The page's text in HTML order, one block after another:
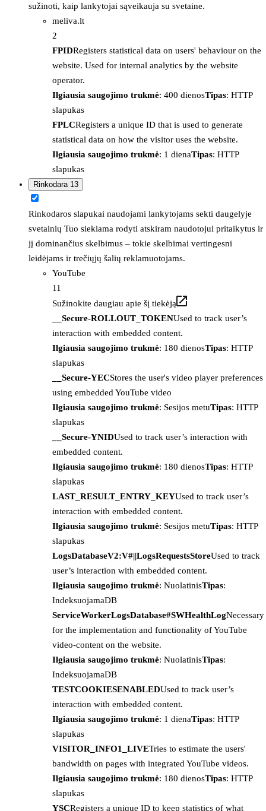
sužinoti, kaip lankytojai sąveikauja su svetaine.
meliva.lt
2
FPIDRegisters statistical data on users' behaviour on the
website. Used for internal analytics by the website
operator.
Ilgiausia saugojimo trukmė: 400 dienosTipas: HTTP
slapukas
FPLCRegisters a unique ID that is used to generate
statistical data on how the visitor uses the website.
Ilgiausia saugojimo trukmė: 1 dienaTipas: HTTP
slapukas
Rinkodara 13
Rinkodaros slapukai naudojami lankytojams sekti daugelyje
svetainių Tuo siekiama rodyti atskiram naudotojui pritaikytus ir
jį dominančius skelbimus – tokie skelbimai vertingesni
leidėjams ir trečiųjų šalių reklamuotojams.
YouTube
11
Sužinokite daugiau apie šį tiekėją
__Secure-ROLLOUT_TOKENUsed to track user’s
interaction with embedded content.
Ilgiausia saugojimo trukmė: 180 dienosTipas: HTTP
slapukas
__Secure-YECStores the user's video player preferences
using embedded YouTube video
Ilgiausia saugojimo trukmė: Sesijos metuTipas: HTTP
slapukas
__Secure-YNIDUsed to track user’s interaction with
embedded content.
Ilgiausia saugojimo trukmė: 180 dienosTipas: HTTP
slapukas
LAST_RESULT_ENTRY_KEYUsed to track user’s
interaction with embedded content.
Ilgiausia saugojimo trukmė: Sesijos metuTipas: HTTP
slapukas
LogsDatabaseV2:V#||LogsRequestsStoreUsed to track
user’s interaction with embedded content.
Ilgiausia saugojimo trukmė: NuolatinisTipas:
IndeksuojamaDB
ServiceWorkerLogsDatabase#SWHealthLogNecessary
for the implementation and functionality of YouTube
video-content on the website.
Ilgiausia saugojimo trukmė: NuolatinisTipas:
IndeksuojamaDB
TESTCOOKIESENABLEDUsed to track user’s
interaction with embedded content.
Ilgiausia saugojimo trukmė: 1 dienaTipas: HTTP
slapukas
VISITOR_INFO1_LIVETries to estimate the users'
bandwidth on pages with integrated YouTube videos.
Ilgiausia saugojimo trukmė: 180 dienosTipas: HTTP
slapukas
YSCRegisters a unique ID to keep statistics of what